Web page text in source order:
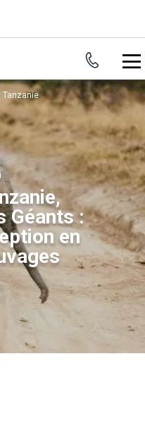
Tanzanie
Géants :
en